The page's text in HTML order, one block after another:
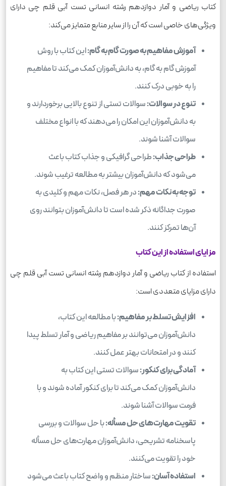
کتاب ریاضی و آمار دوازدهم رشته انسانی تست آبی قلم چی دارای
ویژگی‌های خاصی است که آن را از سایر منابع متمایز می‌کند:
آموزش مفاهیم به صورت گام به گام:این کتاب با روش
آموزش گام به گام، به دانش‌آموزان کمک می‌کند تا مفاهیم
را به خوبی درک کنند.
تنوع در سوالات:سوالات تستی از تنوع بالایی برخوردارند و
به دانش‌آموزان این امکان را می‌دهند که با انواع مختلف
سوالات آشنا شوند.
طراحی جذاب:طراحی گرافیکی و جذاب کتاب باعث
می‌شود که دانش‌آموزان بیشتر به مطالعه ترغیب شوند.
توجه به نکات مهم:در هر فصل، نکات مهم و کلیدی به
صورت جداگانه ذکر شده است تا دانش‌آموزان بتوانند روی
آن‌ها تمرکز کنند.
مزایای استفاده از این کتاب
استفاده از کتاب ریاضی و آمار دوازدهم رشته انسانی تست آبی قلم چی
دارای مزایای متعددی است:
افزایش تسلط بر مفاهیم:با مطالعه این کتاب،
دانش‌آموزان می‌توانند بر مفاهیم ریاضی و آمار تسلط پیدا
کنند و در امتحانات بهتر عمل کنند.
آمادگی برای کنکور:سوالات تستی این کتاب به
دانش‌آموزان کمک می‌کند تا برای کنکور آماده شوند و با
فرمت سوالات آشنا شوند.
تقویت مهارت‌های حل مسأله:با حل سوالات و بررسی
پاسخنامه تشریحی، دانش‌آموزان مهارت‌های حل مسأله
خود را تقویت می‌کنند.
استفاده آسان:ساختار منظم و واضح کتاب باعث می‌شود